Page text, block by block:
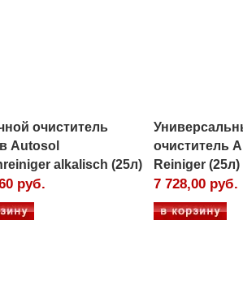
очиститель
Autosol
alkalisch (25л)
руб.
очиститель
Reiniger (25л)
7 728,00 руб.